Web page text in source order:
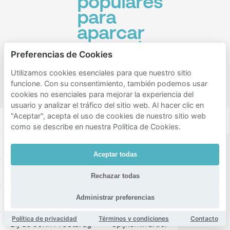
para
aparcar
cerca de
Kamillehof
en
Bakenhof
Arnhem zuid Arnhem centrum Arnhem noord
Immerloo II Middelgraaflaan en omgeving
Eimersweide
Zeegsingel en omgeving Het Duifje
Bij de John Frostbrug spijkerkwartier
Preferencias de Cookies
Utilizamos cookies esenciales para que nuestro sitio
funcione. Con su consentimiento, también podemos usar
cookies no esenciales para mejorar la experiencia del
usuario y analizar el tráfico del sitio web. Al hacer clic en
"Aceptar", acepta el uso de cookies de nuestro sitio web
como se describe en nuestra Política de Cookies.
Aceptar todas
Rechazar todas
Administrar preferencias
Política de privacidad Términos y condiciones Contacto